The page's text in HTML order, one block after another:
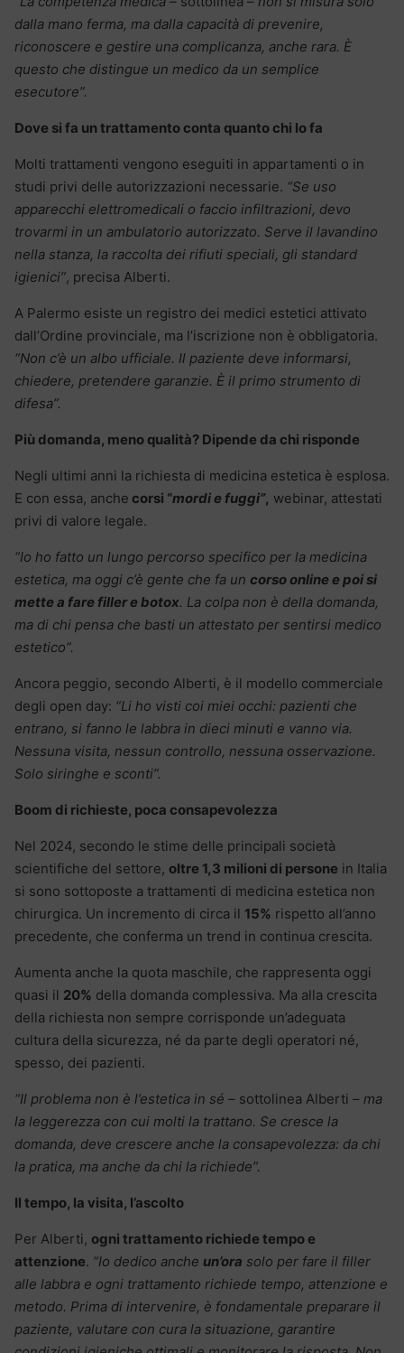
dalla mano ferma, ma dalla capacità di prevenire,
riconoscere e gestire una complicanza, anche rara. È
questo che distingue un medico da un semplice
esecutore”.
Dove si fa un trattamento conta quanto chi lo fa
Molti trattamenti vengono eseguiti in appartamenti o in
studi privi delle autorizzazioni necessarie. “Se uso
apparecchi elettromedicali o faccio infiltrazioni, devo
trovarmi in un ambulatorio autorizzato. Serve il lavandino
nella stanza, la raccolta dei rifiuti speciali, gli standard
igienici”, precisa Alberti.
A Palermo esiste un registro dei medici estetici attivato
dall’Ordine provinciale, ma l’iscrizione non è obbligatoria.
“Non c’è un albo ufficiale. Il paziente deve informarsi,
chiedere, pretendere garanzie. È il primo strumento di
difesa”.
Più domanda, meno qualità? Dipende da chi risponde
Negli ultimi anni la richiesta di medicina estetica è esplosa.
E con essa, anche corsi “mordi e fuggi”, webinar, attestati
privi di valore legale.
“Io ho fatto un lungo percorso specifico per la medicina
estetica, ma oggi c’è gente che fa un corso online e poi si
mette a fare filler e botox. La colpa non è della domanda,
ma di chi pensa che basti un attestato per sentirsi medico
estetico”.
Ancora peggio, secondo Alberti, è il modello commerciale
degli open day: “Li ho visti coi miei occhi: pazienti che
entrano, si fanno le labbra in dieci minuti e vanno via.
Nessuna visita, nessun controllo, nessuna osservazione.
Solo siringhe e sconti”.
Boom di richieste, poca consapevolezza
Nel 2024, secondo le stime delle principali società
scientifiche del settore, oltre 1,3 milioni di persone in Italia
si sono sottoposte a trattamenti di medicina estetica non
chirurgica. Un incremento di circa il 15% rispetto all’anno
precedente, che conferma un trend in continua crescita.
Aumenta anche la quota maschile, che rappresenta oggi
quasi il 20% della domanda complessiva. Ma alla crescita
della richiesta non sempre corrisponde un’adeguata
cultura della sicurezza, né da parte degli operatori né,
spesso, dei pazienti.
“Il problema non è l’estetica in sé – sottolinea Alberti – ma
la leggerezza con cui molti la trattano. Se cresce la
domanda, deve crescere anche la consapevolezza: da chi
la pratica, ma anche da chi la richiede”.
Il tempo, la visita, l’ascolto
Per Alberti, ogni trattamento richiede tempo e
attenzione. “Io dedico anche un’ora solo per fare il filler
alle labbra e ogni trattamento richiede tempo, attenzione e
metodo. Prima di intervenire, è fondamentale preparare il
paziente, valutare con cura la situazione, garantire